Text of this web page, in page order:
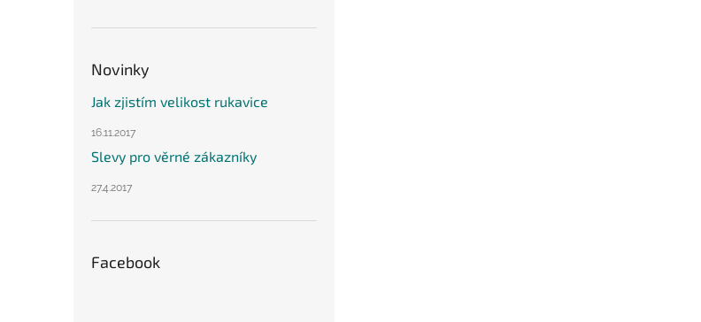
Novinky
Jak zjistím velikost rukavice
16.11.2017
Slevy pro věrné zákazníky
27.4.2017
Facebook